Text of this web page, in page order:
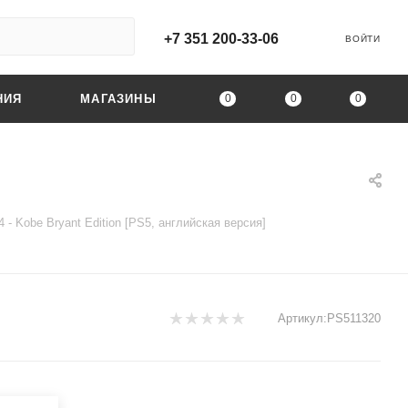
+7 351 200-33-06 ВОЙТИ
0 0 0
МАГАЗИНЫ
- Kobe Bryant Edition [PS5, английская версия]
Артикул: PS511320